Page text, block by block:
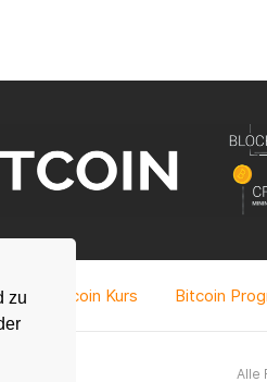
zu
Bitcoin Kurs Bitcoin
Alle